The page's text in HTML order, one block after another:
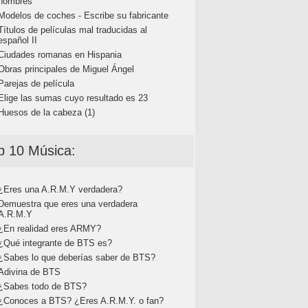
de coches - Escribe su fabricante
de películas mal traducidas al
II
romanas en Hispania
principales de Miguel Ángel
de película
las sumas cuyo resultado es 23
de la cabeza (1)
10 Música:
una A.R.M.Y verdadera?
que eres una verdadera
realidad eres ARMY?
integrante de BTS es?
lo que deberías saber de BTS?
de BTS
todo de BTS?
a BTS? ¿Eres A.R.M.Y. o fan?